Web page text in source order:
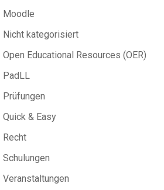
Moodle
Nicht kategorisiert
Open Educational Resources (OER)
PadLL
Prüfungen
Quick & Easy
Recht
Schulungen
Veranstaltungen